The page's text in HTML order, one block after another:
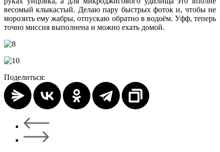
весомый клыкастый. Делаю пару быстрых фоток и, чтобы не
морозить ему жабры, отпускаю обратно в водоём. Уфф, теперь
точно миссия выполнена и можно ехать домой.
Поделиться: